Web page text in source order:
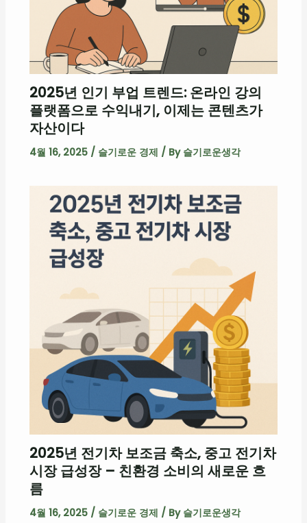
2025년 인기 부업 트렌드: 온라인 강의
플랫폼으로 수익내기, 이제는 콘텐츠가
자산이다
4월 16, 2025 / 슬기로운 경제 / By 슬기로운생각
2025년 전기차 보조금 축소, 중고 전기차
시장 급성장 – 친환경 소비의 새로운 흐
름
4월 16, 2025 / 슬기로운 경제 / By 슬기로운생각